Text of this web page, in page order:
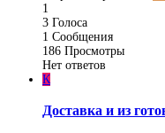
1
3 Голоса
1 Сообщения
186 Просмотры
Нет ответов
К
Доставка и из